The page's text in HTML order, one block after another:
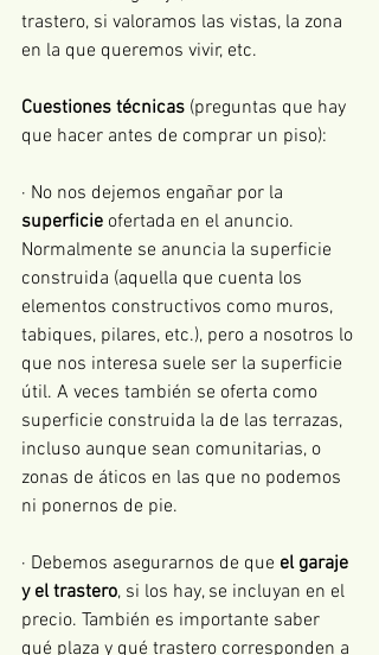
trastero, si valoramos las vistas, la zona
en la que queremos vivir, etc.
Cuestiones técnicas (preguntas que hay
que hacer antes de comprar un piso):
· No nos dejemos engañar por la
superficie ofertada en el anuncio.
Normalmente se anuncia la superficie
construida (aquella que cuenta los
elementos constructivos como muros,
tabiques, pilares, etc.), pero a nosotros lo
que nos interesa suele ser la superficie
útil. A veces también se oferta como
superficie construida la de las terrazas,
incluso aunque sean comunitarias, o
zonas de áticos en las que no podemos
ni ponernos de pie.
· Debemos asegurarnos de que el garaje
y el trastero, si los hay, se incluyan en el
precio. También es importante saber
qué plaza y qué trastero corresponden a